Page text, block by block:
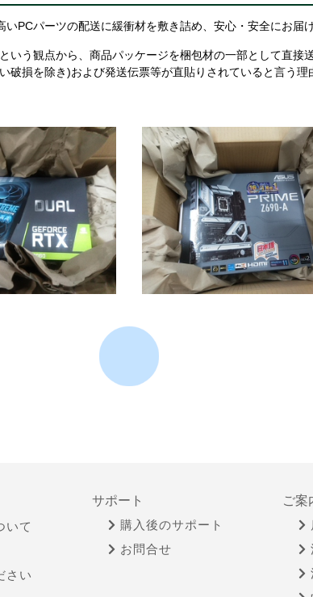
PCパーツの配送に緩衝材を敷き詰め、安心・安全にお届
う観点から、商品パッケージを梱包材の一部として直
損を除き)および発送伝票等が直貼りされていると言う
いて
さい
サポート
購入後のサポート
お問合せ
ご案